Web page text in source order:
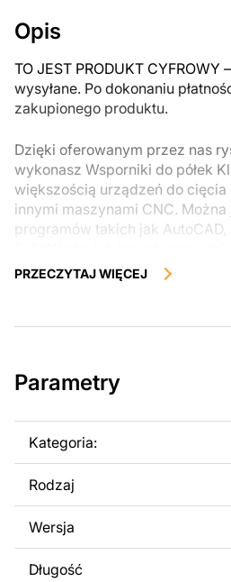
Opis
TO JEST PRODUKT
wysyłane. Po dokonaniu
zakupionego produktu.
Dzięki oferowanym przez nas
wykonasz Wsporniki do półek
większością urządzeń do
innymi maszynami CNC.
programów takich jak AutoCAD,
zostały zaprojektowane z
Można używać tych plików do
odsprzedaż lub udostępnianie
Za dodatkową opłatą możemy
obrazów lub logo Twojej firmy
Twoich potrzeb. Jeśli
produktu, skontaktuj się z nami.
PRZECZYTAJ WIĘCEJ
Parametry
Kategoria:
Rodzaj
Wersja
Długość